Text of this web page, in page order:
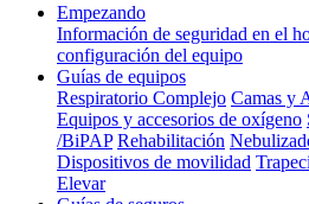
Empezando
Información de seguridad en el
configuración del equipo
Guías de equipos
Respiratorio Complejo Camas y
Equipos y accesorios de oxígeno
/BiPAP Rehabilitación
Dispositivos de movilidad
Elevar